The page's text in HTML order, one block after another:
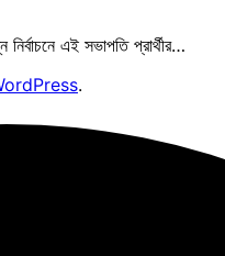
এই সভাপতি প্রার্থীর…
.